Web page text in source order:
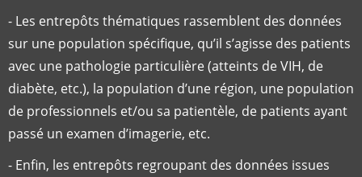
- Les entrepôts thématiques rassemblent des données
sur une population spécifique, qu’il s’agisse des patients
avec une pathologie particulière (atteints de VIH, de
diabète, etc.), la population d’une région, une population
de professionnels et/ou sa patientèle, de patients ayant
passé un examen d’imagerie, etc.
- Enfin, les entrepôts regroupant des données issues